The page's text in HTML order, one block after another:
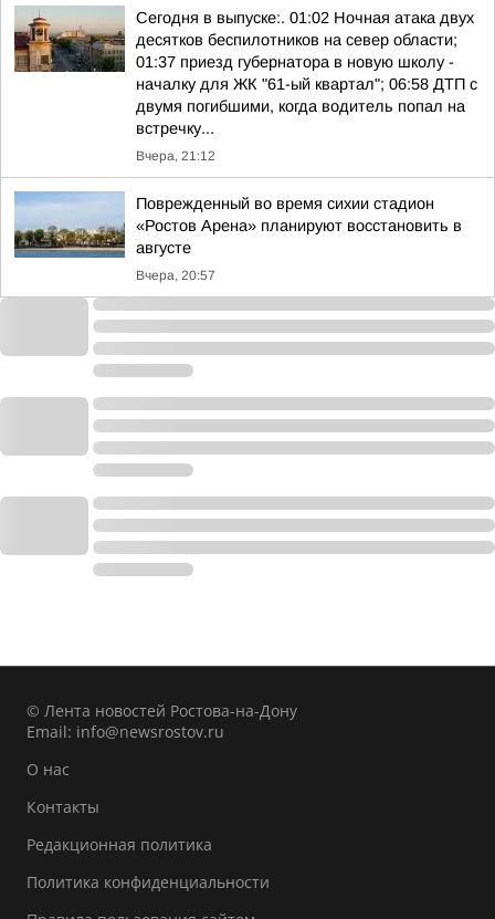
Сегодня в выпуске:. 01:02 Ночная атака двух
десятков беспилотников на север области;
01:37 приезд губернатора в новую школу -
началку для ЖК "61-ый квартал"; 06:58 ДТП с
двумя погибшими, когда водитель попал на
встречку...
Вчера, 21:12
Поврежденный во время сихии стадион
«Ростов Арена» планируют восстановить в
августе
Вчера, 20:57
© Лента новостей Ростова-на-Дону
Email: info@newsrostov.ru
О нас
Контакты
Редакционная политика
Политика конфиденциальности